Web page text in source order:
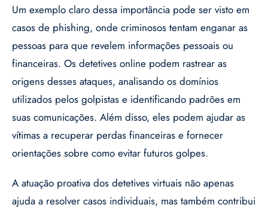
Um exemplo claro dessa importância pode ser visto em
casos de phishing, onde criminosos tentam enganar as
pessoas para que revelem informações pessoais ou
financeiras. Os detetives online podem rastrear as
origens desses ataques, analisando os domínios
utilizados pelos golpistas e identificando padrões em
suas comunicações. Além disso, eles podem ajudar as
vítimas a recuperar perdas financeiras e fornecer
orientações sobre como evitar futuros golpes.
A atuação proativa dos detetives virtuais não apenas
ajuda a resolver casos individuais, mas também contribui